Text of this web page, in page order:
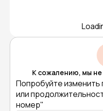
К сожалению, мы
Попробуйте изменить
или
номер"